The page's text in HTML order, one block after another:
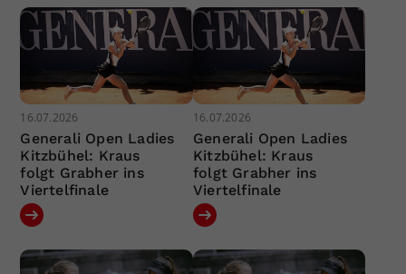
16.07.2026
Generali Open Ladies
Kitzbühel: Kraus
folgt Grabher ins
Viertelfinale
16.07.2026
Generali Open Ladies
Kitzbühel: Kraus
folgt Grabher ins
Viertelfinale